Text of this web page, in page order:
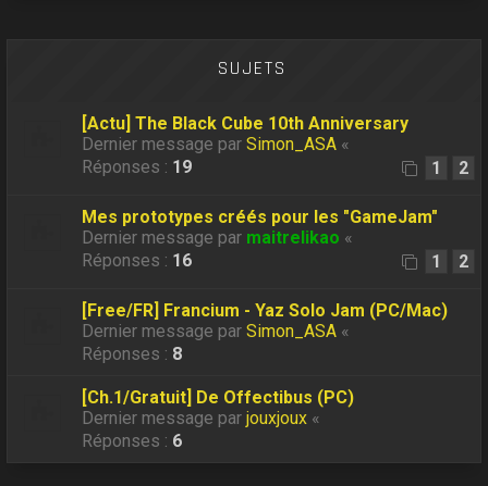
SUJETS
[Actu] The Black Cube 10th Anniversary
Dernier message parSimon_ASA «
Réponses : 19 1 2
Mes prototypes créés pour les "GameJam"
Dernier message par maitrelikao «
Réponses : 16 1 2
[Free/FR] Francium - Yaz Solo Jam (PC/Mac)
Dernier message parSimon_ASA «
Réponses : 8
[Ch.1/Gratuit] De Offectibus (PC)
Dernier message parjouxjoux «
Réponses : 6